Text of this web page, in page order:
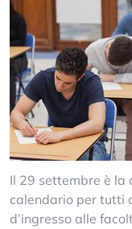
Il 29 settembre è la
calendario per tutti
d’ingresso alle